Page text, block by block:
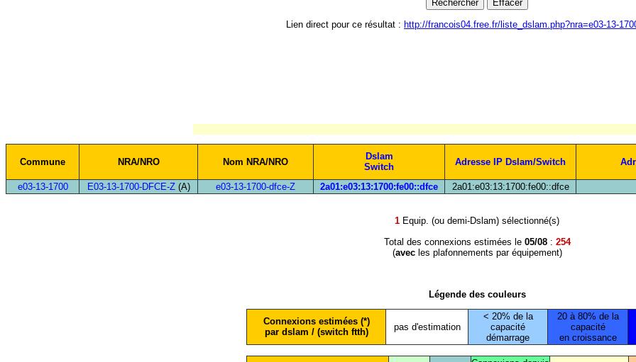
Lien direct pour ce résultat : http://francois04.free.fr/liste_dslam.php?nra=e03-13-
Commune NRA/NRO Nom NRA/NRO
Dslam
Switch
Adresse IP Dslam/Switch
e03-13-1700
E03-13-1700-DFCE-Z(A) e03-13-1700-dfce-Z 2a01:e03:13:1700:fe00::dfce 2a01:e03:13:1700:fe00::dfce
1 Equip. (ou demi-Dslam) sélectionné(s)
Total des connexions estimées le 05/08: 254
(avecles plafonnements par équipement)
Légende des couleurs
Connexions estimées (*)
par dslam / (switch ftth)
pas d'estimation
< 20% de la
capacité
démarrage
20 à 80% de la
capacité
en croissance